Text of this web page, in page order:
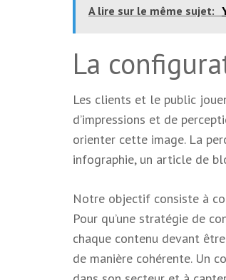
A lire sur le même sujet:
La
Les clients et le public
d’impressions et de
orienter cette image. La
infographie, un article de
Notre objectif consiste à
Pour qu’une stratégie de
chaque contenu devant
de manière cohérente. Un